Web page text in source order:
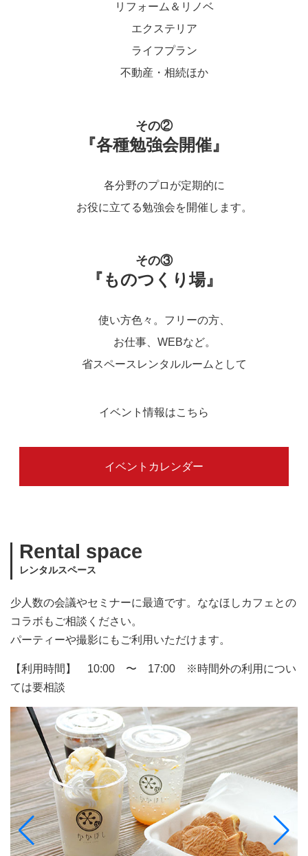
リフォーム＆リノベ
エクステリア
ライフプラン
不動産・相続ほか
その②
『各種勉強会開催』
各分野のプロが定期的に
お役に立てる勉強会を開催します。
その③
『ものつくり場』
使い方色々。フリーの方、
お仕事、WEBなど。
省スペースレンタルルームとして
イベント情報はこちら
イベントカレンダー
Rental space
レンタルスペース
少人数の会議やセミナーに最適です。ななほしカフェとの
コラボもご相談ください。
パーティーや撮影にもご利用いただけます。
【利用時間】 10:00 〜 17:00 ※時間外の利用につい
ては要相談